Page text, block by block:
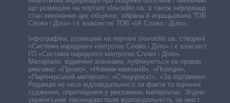
що розміщені на порталі slovoidilo.ua, а також інформація про
стан виконання цих обіцянок, зібрана й опрацьована ТОВ «ІА
Слово і Діло» і є власністю ТОВ «ІА Слово і Діло».
Інфографіки, розміщені на порталі slovoidilo.ua, створені ГО
«Система народного контролю Слово і Діло» і є власністю
ГО «Система народного контролю Слово і Діло».
Матеріали, відмічені значками, публікуються на правах
реклами: «Промо», «Новини компаній», «Позиція»,
«Партнерський матеріал», «Спецпроєкт», «За підтримки».
Редакція не несе відповідальності за факти та оціночні
судження, оприлюднені у рекламних матеріалах. Згідно з
українським законодавством відповідальність за зміст